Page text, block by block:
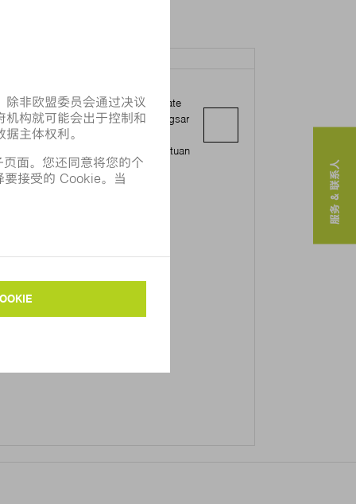
01-03A, Level 1, Vertical Corporate
B, Avenue 10, The Vertical, Bangsar
City, No.8, Jalan Kerinchi
Kuala Lumpur Wilayah Persekutuan
Lumpur
服务 & 联系人